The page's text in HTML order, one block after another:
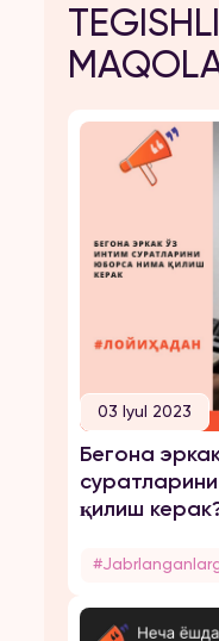
03 Iyul 2023
Бегона
қилиш